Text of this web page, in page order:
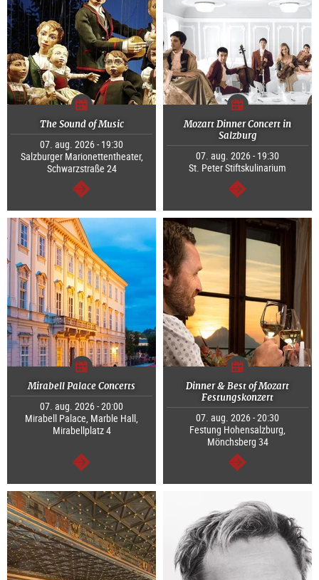
The Sound of Music
07. aug. 2026 - 19:30
Salzburger Marionettentheater,
Schwarzstraße 24
Tovább
Mozart Dinner Concert in
Salzburg
07. aug. 2026 - 19:30
St. Peter Stiftskulinarium
Tovább
Mirabell Palace Concerts
07. aug. 2026 - 20:00
Mirabell Palace, Marble Hall,
Mirabellplatz 4
Tovább
Dinner & Best of Mozart
Festungskonzert
07. aug. 2026 - 20:30
Festung Hohensalzburg,
Mönchsberg 34
Tovább